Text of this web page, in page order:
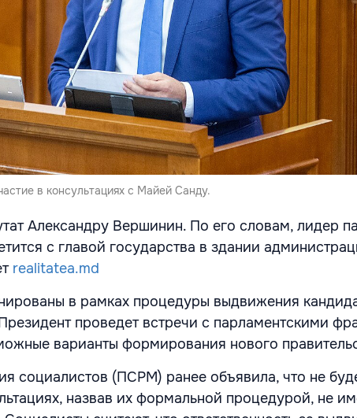
в консультациях с Майей Санду.
Александру Вершинин. По его словам, лидер
с главой государства в здании
realitatea.md
в рамках процедуры выдвижения
проведет встречи с парламентскими
варианты формирования нового
социалистов (ПСРМ) ранее объявила, что не
назвав их формальной процедурой, не